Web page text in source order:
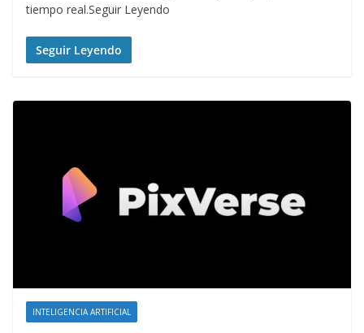
tiempo real.Seguir Leyendo
Seguir Leyendo
INTELIGENCIA ARTIFICIAL